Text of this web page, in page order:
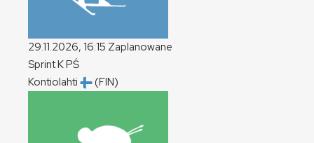
29.11.2026, 16:15 Zaplanowane
SprintKPŚ
Kontiolahti
(FIN)